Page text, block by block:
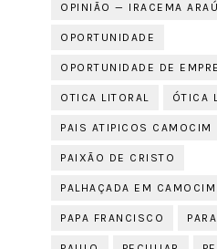
OPINIÃO — IRACEMA
OPORTUNIDADE
OPORTUNIDADE DE
OTICA LITORAL ÓTICA
PAIS ATIPICOS CAMOCIM
PAIXÃO DE CRISTO
PALHAÇADA EM CAMOCIM
PAPA FRANCISCO